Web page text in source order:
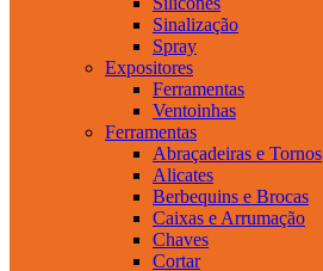
Sinalização
Spray
Expositores
Ferramentas
Ventoinhas
Ferramentas
Abraçadeiras e Tornos
Alicates
Berbequins e Brocas
Caixas e Arrumação
Chaves
Cortar